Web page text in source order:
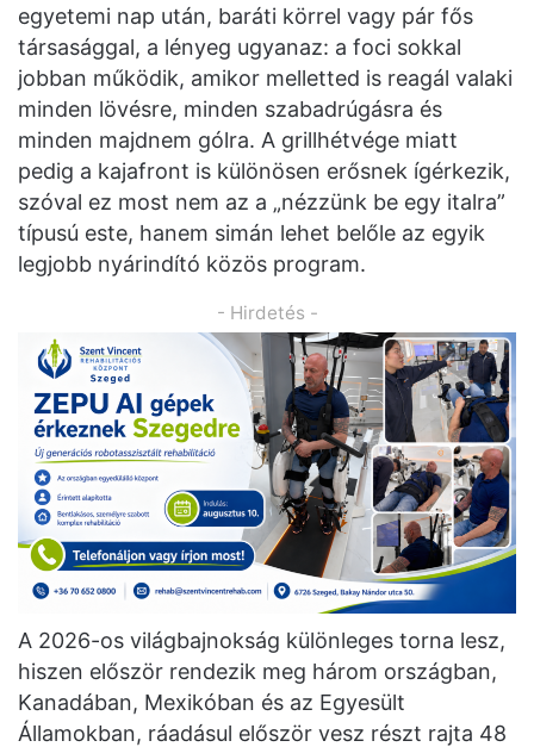
egyetemi nap után, baráti körrel vagy pár fős
társasággal, a lényeg ugyanaz: a foci sokkal
jobban működik, amikor melletted is reagál valaki
minden lövésre, minden szabadrúgásra és
minden majdnem gólra. A grillhétvége miatt
pedig a kajafront is különösen erősnek ígérkezik,
szóval ez most nem az a „nézzünk be egy italra”
típusú este, hanem simán lehet belőle az egyik
legjobb nyárindító közös program.
- Hirdetés -
A 2026-os világbajnokság különleges torna lesz,
hiszen először rendezik meg három országban,
Kanadában, Mexikóban és az Egyesült
Államokban, ráadásul először vesz részt rajta 48